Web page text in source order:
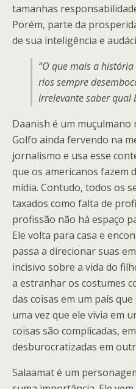
tamanhas
Porém, parte da
de sua inteligência e
“O que mais a
rios sempre
irrelevante saber qual
Daanish é um muçulmano
Golfo ainda fervendo na
jornalismo e usa esse
que os americanos fazem
mídia. Contudo, todos os
taxados como falta de
profissão não há espaço
Ele volta para casa e
passa a direcionar suas
incisivo sobre a vida do
a estranhar os costumes
das coisas em um país
uma vez que ele vivia em
coisas são complicadas,
desburocratizadas em
Salaamat é um